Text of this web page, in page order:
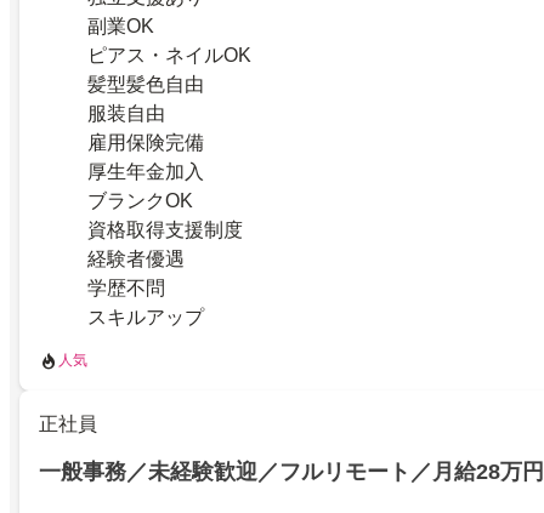
副業OK
ピアス・ネイルOK
髪型髪色自由
服装自由
雇用保険完備
厚生年金加入
ブランクOK
資格取得支援制度
経験者優遇
学歴不問
スキルアップ
人気
正社員
一般事務／未経験歓迎／フルリモート／月給28万